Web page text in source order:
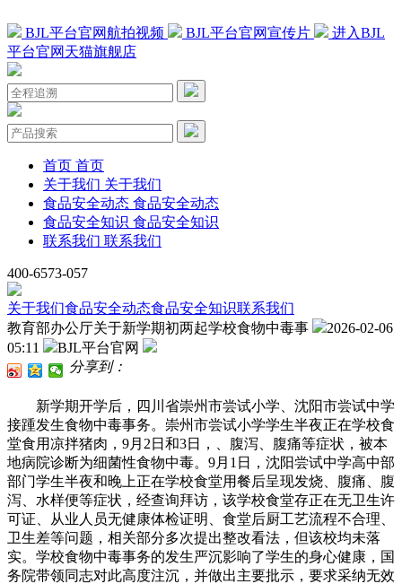
BJL平台官网航拍视频 BJL平台官网宣传片
进入BJL
平台官网天猫旗舰店
首页 首页
关于我们 关于我们
食品安全动态 食品安全动态
食品安全知识 食品安全知识
联系我们 联系我们
400-6573-057
关于我们食品安全动态食品安全知识联系我们
教育部办公厅关于新学期初两起学校食物中毒事
2026-02-06
05:11
BJL平台官网
分享到：
新学期开学后，四川省崇州市尝试小学、沈阳市尝试中学
接踵发生食物中毒事务。崇州市尝试小学学生半夜正在学校食
堂食用凉拌猪肉，9月2日和3日，、腹泻、腹痛等症状，被本
地病院诊断为细菌性食物中毒。9月1日，沈阳尝试中学高中部
部门学生半夜和晚上正在学校食堂用餐后呈现发烧、腹痛、腹
泻、水样便等症状，经查询拜访，该学校食堂存正在无卫生许
可证、从业人员无健康体检证明、食堂后厨工艺流程不合理、
卫生差等问题，相关部分多次提出整改看法，但该校均未落
实。学校食物中毒事务的发生严沉影响了学生的身心健康，国
务院带领同志对此高度注沉，并做出主要批示，要求采纳无效